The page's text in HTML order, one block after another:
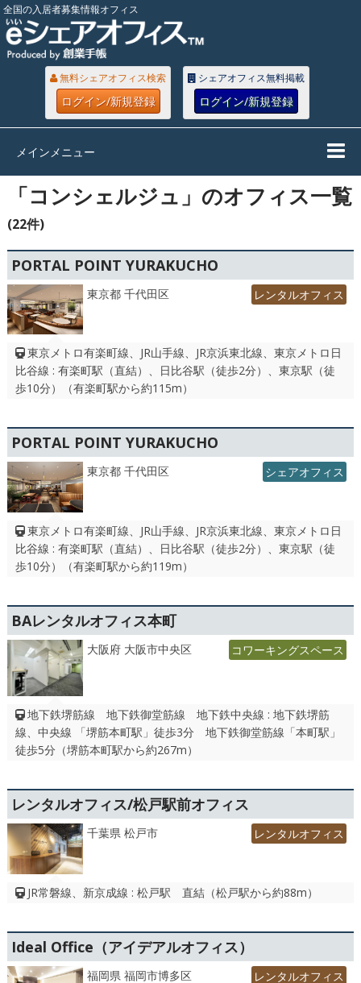
全国の入居者募集情報オフィス
無料シェアオフィス検索
ログイン/新規登録
シェアオフィス無料掲載
ログイン/新規登録
メインメニュー
「コンシェルジュ」のオフィス一覧
(22件)
PORTAL POINT YURAKUCHO
東京都 千代田区 レンタルオフィス
東京メトロ有楽町線、JR山手線、JR京浜東北線、東京メトロ日
比谷線 : 有楽町駅（直結）、日比谷駅（徒歩2分）、東京駅（徒
歩10分）（有楽町駅から約115m）
PORTAL POINT YURAKUCHO
東京都 千代田区 シェアオフィス
東京メトロ有楽町線、JR山手線、JR京浜東北線、東京メトロ日
比谷線 : 有楽町駅（直結）、日比谷駅（徒歩2分）、東京駅（徒
歩10分）（有楽町駅から約119m）
BAレンタルオフィス本町
大阪府 大阪市中央区 コワーキングスペース
地下鉄堺筋線 地下鉄御堂筋線 地下鉄中央線 : 地下鉄堺筋
線、中央線 「堺筋本町駅」徒歩3分 地下鉄御堂筋線「本町駅」
徒歩5分（堺筋本町駅から約267m）
レンタルオフィス/松戸駅前オフィス
千葉県 松戸市 レンタルオフィス
JR常磐線、新京成線 : 松戸駅 直結（松戸駅から約88m）
Ideal Office（アイデアルオフィス）
福岡県 福岡市博多区 レンタルオフィス